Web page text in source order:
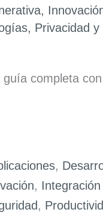
,
, Privacidad y
completa
,
,
,